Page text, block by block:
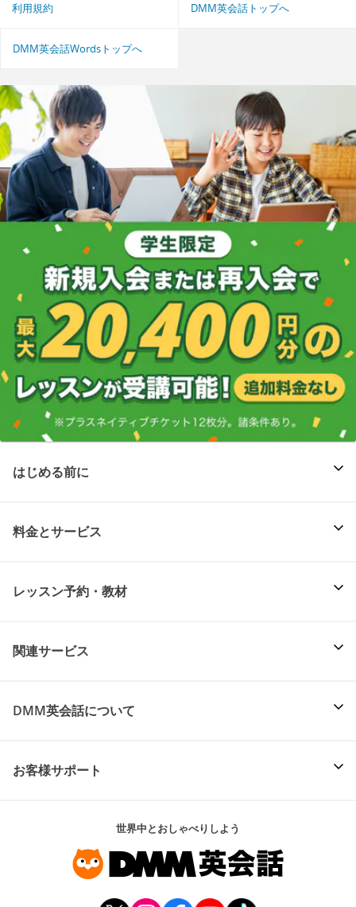
利用規約 DMM英会話トップへ
DMM英会話Wordsトップへ
はじめる前に
料金とサービス
レッスン予約・教材
関連サービス
DMM英会話について
お客様サポート
世界中とおしゃべりしよう